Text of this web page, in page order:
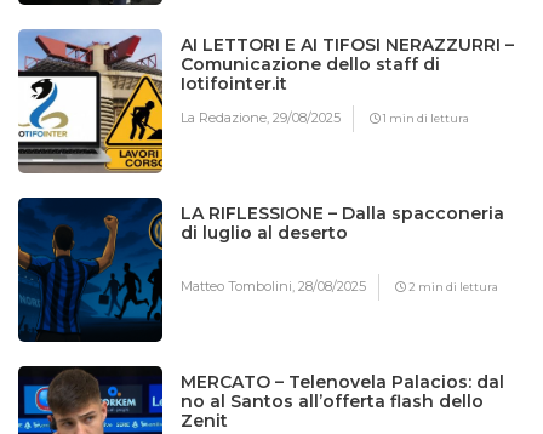
AI LETTORI E AI TIFOSI NERAZZURRI –
Comunicazione dello staff di
Iotifointer.it
La Redazione,29/08/2025 1 min di lettura
LA RIFLESSIONE – Dalla spacconeria
di luglio al deserto
Matteo Tombolini,28/08/2025 2 min di lettura
MERCATO – Telenovela Palacios: dal
no al Santos all’offerta flash dello
Zenit